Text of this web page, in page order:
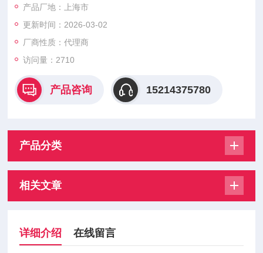
示负载变形和速度过快。应确保充足的扩张空间。与ROTEXZ大
扭转角度任何尺寸的联轴器等于5°。它们可以水平和垂直安装。
与耐高温的聚氨酯T-PUR KTR的ROTEX的性质已经重要的优
化。
产品厂地：上海市
更新时间：2026-03-02
厂商性质：代理商
访问量：2710
产品咨询 15214375780
产品分类
相关文章
详细介绍 在线留言